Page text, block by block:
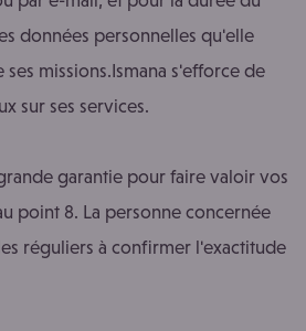
données personnelles qu'elle
missions.Ismana s'efforce de
sur ses services.
garantie pour faire valoir vos
point 8. La personne concernée
réguliers à confirmer l'exactitude